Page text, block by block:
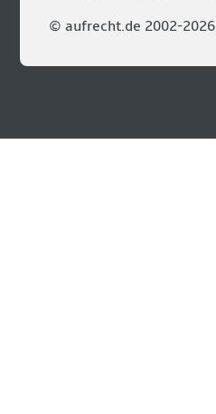
© aufrecht.de 2002-2026